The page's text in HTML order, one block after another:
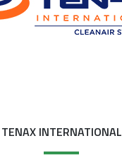
TENAX INTERNATIONAL